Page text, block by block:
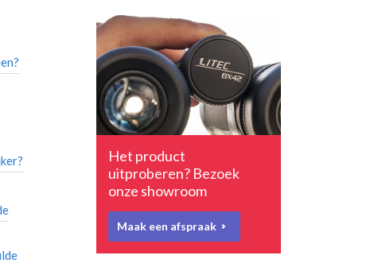
Het product
uitproberen? Bezoek
onze showroom
Maak een afspraak